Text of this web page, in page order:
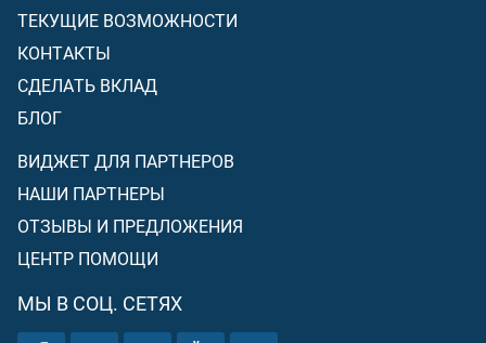
ТЕКУЩИЕ ВОЗМОЖНОСТИ
КОНТАКТЫ
СДЕЛАТЬ ВКЛАД
БЛОГ
ВИДЖЕТ ДЛЯ ПАРТНЕРОВ
НАШИ ПАРТНЕРЫ
ОТЗЫВЫ И ПРЕДЛОЖЕНИЯ
ЦЕНТР ПОМОЩИ
МЫ В СОЦ. СЕТЯХ